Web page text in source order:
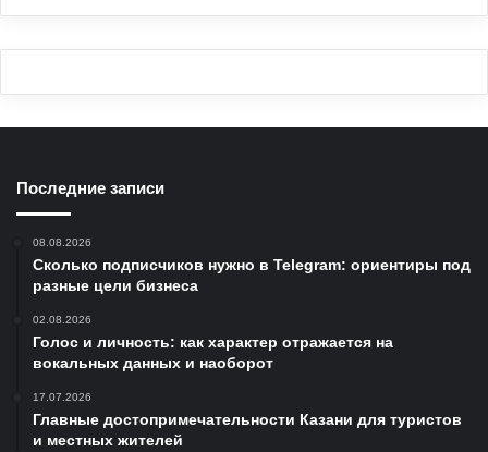
Последние записи
08.08.2026
Сколько подписчиков нужно в Telegram: ориентиры под
разные цели бизнеса
02.08.2026
Голос и личность: как характер отражается на
вокальных данных и наоборот
17.07.2026
Главные достопримечательности Казани для туристов
и местных жителей